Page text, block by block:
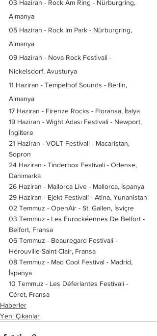
03 Haziran - Rock Am Ring - Nürburgring,
Almanya
05 Haziran - Rock Im Park - Nürburgring,
Almanya
09 Haziran - Nova Rock Festivali -
Nickelsdorf, Avusturya
11 Haziran - Tempelhof Sounds - Berlin,
Almanya
17 Haziran - Firenze Rocks - Floransa, İtalya
19 Haziran - Wight Adası Festivali - Newport,
İngiltere
21 Haziran - VOLT Festivali - Macaristan,
Sopron
24 Haziran - Tinderbox Festivali - Odense,
Danimarka
26 Haziran - Mallorca Live - Mallorca, İspanya
29 Haziran - Ejekt Festivali - Atina, Yunanistan
02 Temmuz - OpenAir - St. Gallen, İsviçre
03 Temmuz - Les Eurockéennes De Belfort -
Belfort, Fransa
06 Temmuz - Beauregard Festivali -
Hérouville-Saint-Clair, Fransa
08 Temmuz - Mad Cool Festival - Madrid,
İspanya
10 Temmuz - Les Déferlantes Festivali -
Céret, Fransa
Haberler
Yeni Çıkanlar